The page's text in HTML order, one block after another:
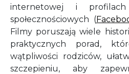
internetowej i
społecznościowych (
Filmy poruszają wiele
praktycznych porad,
wątpliwości rodziców,
szczepieniu, aby